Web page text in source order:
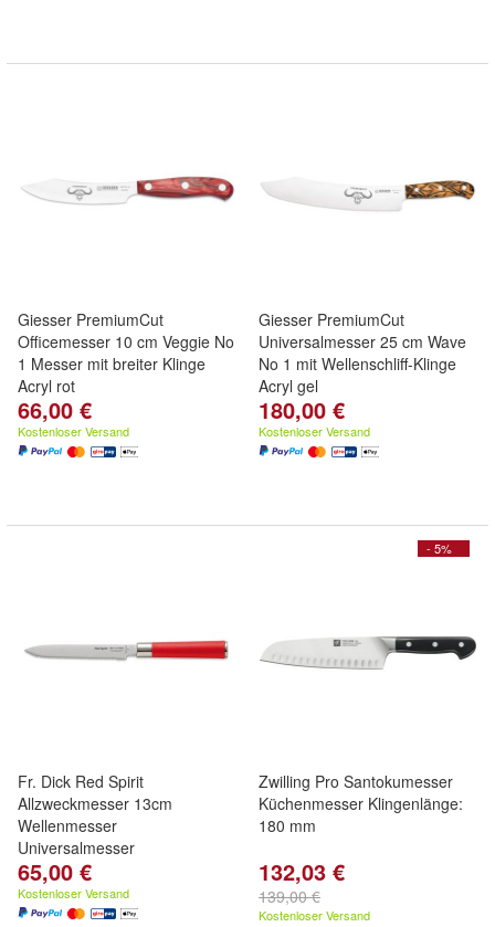
Giesser PremiumCut
Officemesser 10 cm Veggie No
1 Messer mit breiter Klinge
Acryl rot
66,00 €
Kostenloser Versand
Giesser PremiumCut
Universalmesser 25 cm Wave
No 1 mit Wellenschliff-Klinge
Acryl gel
180,00 €
Kostenloser Versand
Fr. Dick Red Spirit
Allzweckmesser 13cm
Wellenmesser
Universalmesser
Küchenmesser
65,00 €
Kostenloser Versand
- 5%
Zwilling Pro Santokumesser
Küchenmesser Klingenlänge:
180 mm
132,03 €
139,00 €
Kostenloser Versand